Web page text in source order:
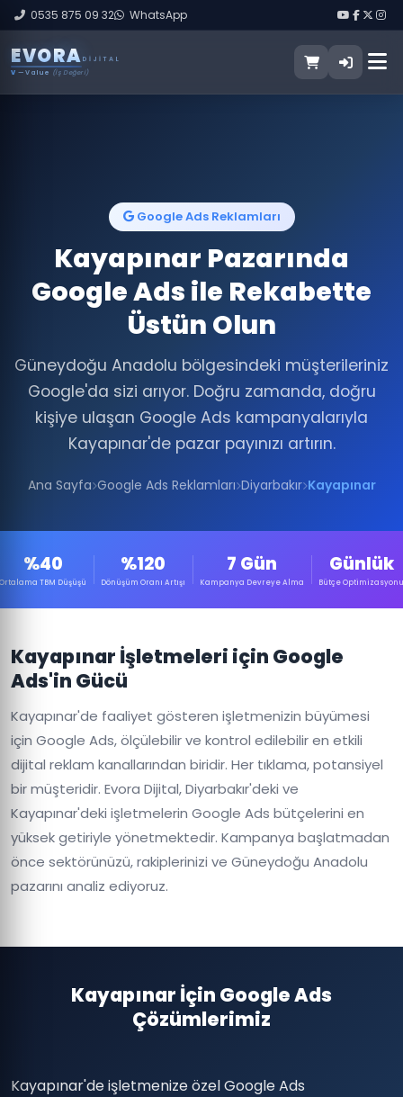
0535 875 09 32 WhatsApp
EVORA DIJITAL
V — Value (İş Değeri)
Google Ads Reklamları
Kayapınar Pazarında
Google Ads ile Rekabette
Üstün Olun
Güneydoğu Anadolu bölgesindeki müşterileriniz
Google'da sizi arıyor. Doğru zamanda, doğru
kişiye ulaşan Google Ads kampanyalarıyla
Kayapınar'de pazar payınızı artırın.
Ana Sayfa Google Ads Reklamları Diyarbakır Kayapınar
%40
Ortalama TBM Düşüşü
%120
Dönüşüm Oranı Artışı
7 Gün
Kampanya Devreye Alma
Günlük
Bütçe Optimizasyonu
Kayapınar İşletmeleri için Google
Ads'in Gücü
Kayapınar'de faaliyet gösteren işletmenizin büyümesi
için Google Ads, ölçülebilir ve kontrol edilebilir en etkili
dijital reklam kanallarından biridir. Her tıklama, potansiyel
bir müşteridir. Evora Dijital, Diyarbakır'deki ve
Kayapınar'deki işletmelerin Google Ads bütçelerini en
yüksek getiriyle yönetmektedir. Kampanya başlatmadan
önce sektörünüzü, rakiplerinizi ve Güneydoğu Anadolu
pazarını analiz ediyoruz.
Kayapınar İçin Google Ads
Çözümlerimiz
Kayapınar'de işletmenize özel Google Ads